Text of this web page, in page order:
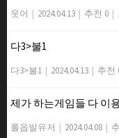
웃어 | 2024.04.13 | 추천 0 |
다3>불1
다3>불1 | 2024.04.13 | 추천
제가 하는게임들 다 이
롤옵발유저 | 2024.04.08 |